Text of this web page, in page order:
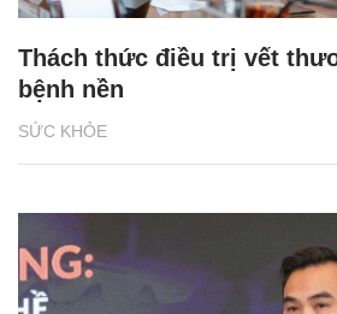
SỨC KHỎE
Thách thức điều trị vết
bệnh nền